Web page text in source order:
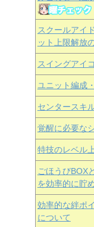
スクールアイ
ット上限解放
スイングアイ
ユニット編成
センタースキ
覚醒に必要な
特技のレベル
ごほうびBOX
を効率的に貯
効率的な絆ポ
について